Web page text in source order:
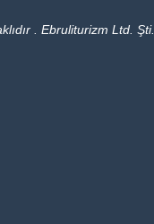
. Ebruliturizm Ltd. Şti.